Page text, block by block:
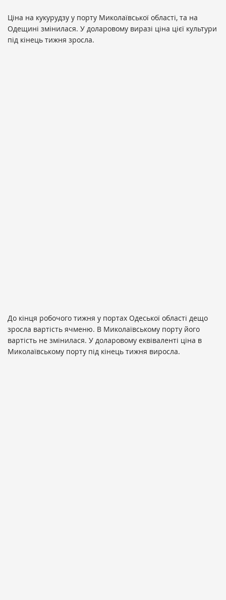
Ціна на кукурудзу у порту Миколаївської області, та на
Одещині змінилася. У доларовому виразі ціна цієї культури
під кінець тижня зросла.
До кінця робочого тижня у портах Одеської області дещо
зросла вартість ячменю. В Миколаївському порту його
вартість не змінилася. У доларовому еквіваленті ціна в
Миколаївському порту під кінець тижня виросла.